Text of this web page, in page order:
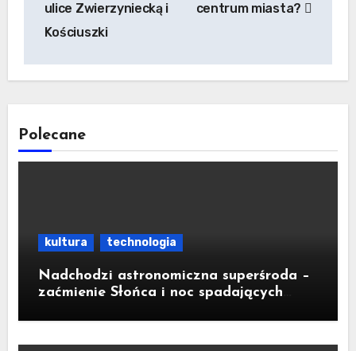
ulice Zwierzyniecką i
Kościuszki
centrum miasta?
Polecane
kultura technologia
Nadchodzi astronomiczna superśroda –
zaćmienie Słońca i noc spadających